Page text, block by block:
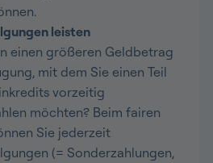
leisten
einen größeren Geldbetrag
mit dem Sie einen Teil
vorzeitig
möchten? Beim fairen
Sie jederzeit
(= Sonderzahlungen,